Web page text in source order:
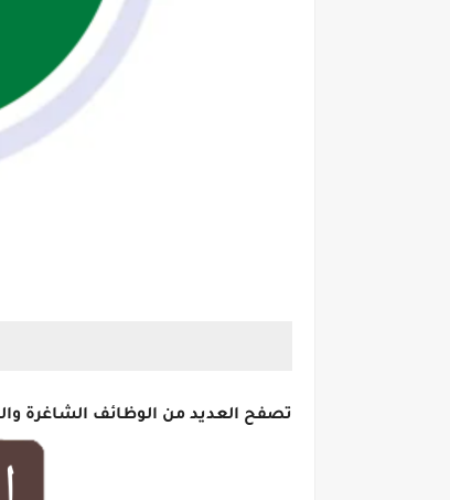
تصفح العديد من الوظائف الشاغرة